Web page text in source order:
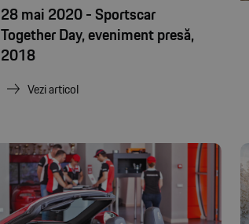
28 mai 2020 - Sportscar
Together Day, eveniment presă,
2018
Vezi articol